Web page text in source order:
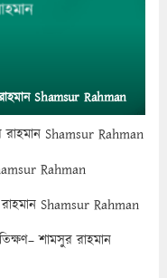
Shamsur Rahman
Shamsur Rahman
Rahman
Shamsur Rahman
শামসুর রাহমান